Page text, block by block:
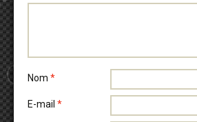
Nom *
E-mail *